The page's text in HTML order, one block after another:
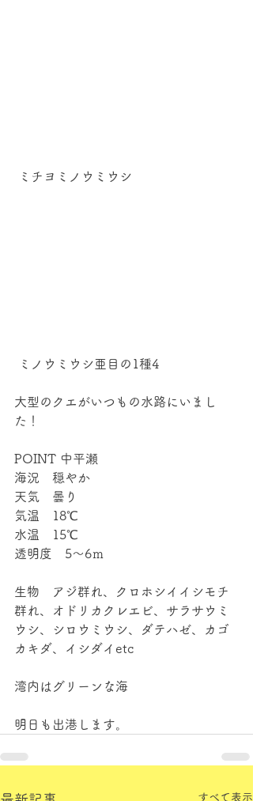
ミチヨミノウミウシ
ミノウミウシ亜目の1種4
大型のクエがいつもの水路にいまし
た！
POINT 中平瀬
海況　穏やか
天気　曇り
気温　18℃
水温　15℃
透明度　5～6ｍ
生物　アジ群れ、クロホシイイシモチ
群れ、オドリカクレエビ、サラサウミ
ウシ、シロウミウシ、ダテハゼ、カゴ
カキダ、イシダイetc
湾内はグリーンな海
明日も出港します。
すべて表示